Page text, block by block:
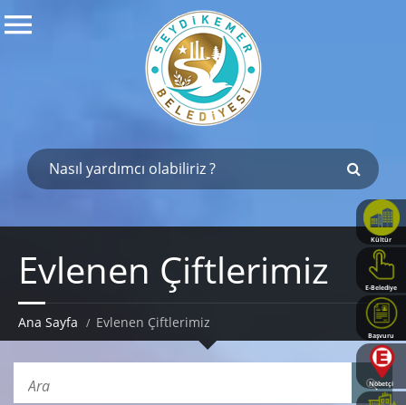
Kültür
Haritası
E-Belediye
Başvuru
Rehberi
Nöbetçi
Eczaneler
Evlenen Çiftlerimiz
Ana Sayfa Evlenen Çiftlerimiz